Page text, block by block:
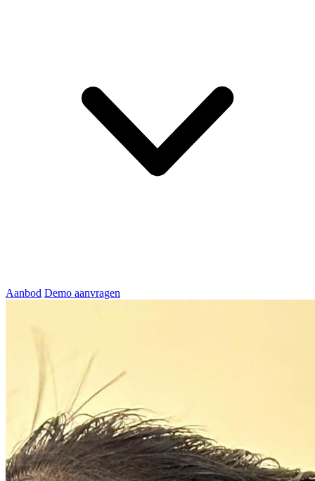
Aanbod Demo aanvragen